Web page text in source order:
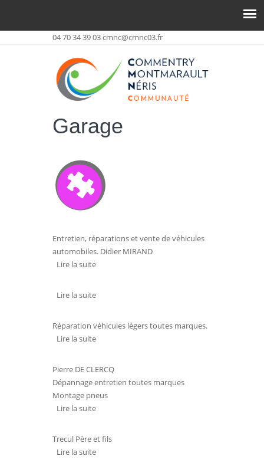
04 70 34 39 03cmnc@cmnc03.fr
Garage
Entretien, réparations et vente de véhicules
automobiles. Didier MIRAND
Lire la suitede GARAGE STOCK-IT
Lire la suitede SARL CHAUVIN
Réparation véhicules légers toutes marques.
Lire la suitede ISOCAR CHAUVIN SARL
Pierre DE CLERCQ
Dépannage entretien toutes marques
Montage pneus
Lire la suitede GARAGE DE L'AVENIR
Trecul Père et fils
Lire la suitede GARAGE RENAULT